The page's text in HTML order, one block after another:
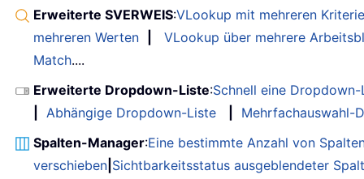
Erweiterte SVERWEIS:VLookup mit mehreren
mehreren Werten
VLookup über mehrere
Match....
Erweiterte Dropdown-Liste:Schnell eine
Abhängige Dropdown-Liste
Mehrfachauswahl-
Spalten-Manager:Eine bestimmte Anzahl von
verschieben Sichtbarkeitsstatus ausgeblendeter